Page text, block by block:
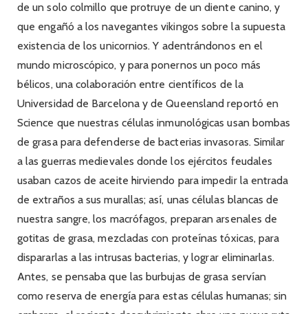
de un solo colmillo que protruye de un diente canino, y
que engañó a los navegantes vikingos sobre la supuesta
existencia de los unicornios. Y adentrándonos en el
mundo microscópico, y para ponernos un poco más
bélicos, una colaboración entre científicos de la
Universidad de Barcelona y de Queensland reportó en
Science que nuestras células inmunológicas usan bombas
de grasa para defenderse de bacterias invasoras. Similar
a las guerras medievales donde los ejércitos feudales
usaban cazos de aceite hirviendo para impedir la entrada
de extraños a sus murallas; así, unas células blancas de
nuestra sangre, los macrófagos, preparan arsenales de
gotitas de grasa, mezcladas con proteínas tóxicas, para
dispararlas a las intrusas bacterias, y lograr eliminarlas.
Antes, se pensaba que las burbujas de grasa servían
como reserva de energía para estas células humanas; sin